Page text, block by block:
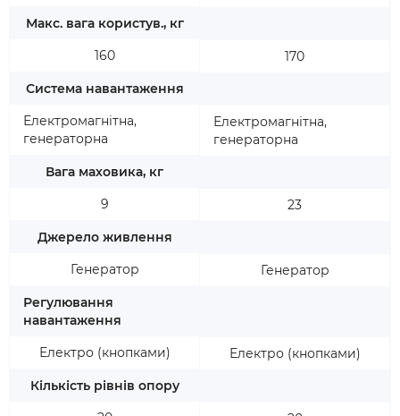
Макс. вага користув., кг
160
Система навантаження
Електромагнітна,
генераторна
Вага маховика, кг
9
Джерело живлення
Генератор
Регулювання
навантаження
Електро (кнопками)
Кількість рівнів опору
170
Електромагнітна,
генераторна
23
Генератор
Електро (кнопками)